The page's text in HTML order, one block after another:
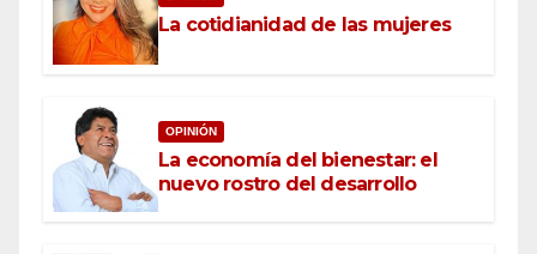
La cotidianidad de las mujeres
OPINIÓN
La economía del bienestar: el
nuevo rostro del desarrollo